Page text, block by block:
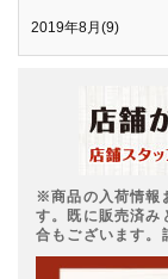
2019年8月(9)
※商品の入荷情報
す。既に販売済み
合もございます。